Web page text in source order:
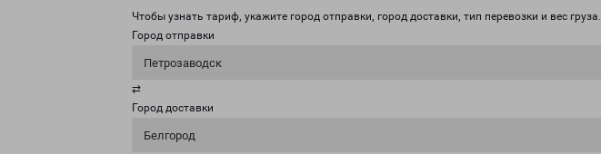
Чтобы узнать тариф, укажите город отправки, город доставки, тип перевозки и вес груза.
Город отправки
Петрозаводск
⇄
Город доставки
Белгород